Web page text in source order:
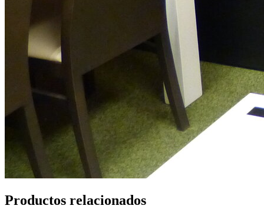
Productos relacionados